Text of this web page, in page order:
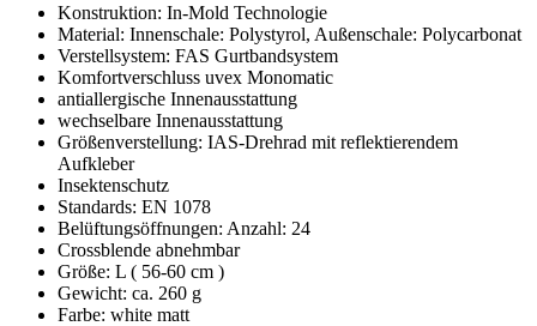
Konstruktion: In-Mold Technologie
Material: Innenschale: Polystyrol, Außenschale: Polycarbonat
Verstellsystem: FAS Gurtbandsystem
Komfortverschluss uvex Monomatic
antiallergische Innenausstattung
wechselbare Innenausstattung
Größenverstellung: IAS-Drehrad mit reflektierendem
Aufkleber
Insektenschutz
Standards: EN 1078
Belüftungsöffnungen: Anzahl: 24
Crossblende abnehmbar
Größe: L ( 56-60 cm )
Gewicht: ca. 260 g
Farbe: white matt